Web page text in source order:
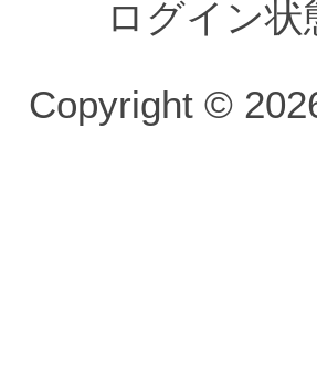
ログイン
Copyright ©